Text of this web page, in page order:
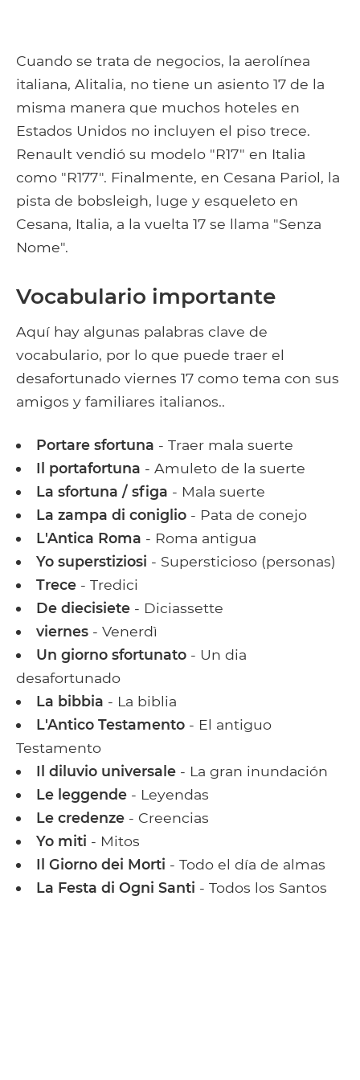
Cuando se trata de negocios, la aerolínea
italiana, Alitalia, no tiene un asiento 17 de la
misma manera que muchos hoteles en
Estados Unidos no incluyen el piso trece.
Renault vendió su modelo "R17" en Italia
como "R177". Finalmente, en Cesana Pariol, la
pista de bobsleigh, luge y esqueleto en
Cesana, Italia, a la vuelta 17 se llama "Senza
Nome".
Vocabulario importante
Aquí hay algunas palabras clave de
vocabulario, por lo que puede traer el
desafortunado viernes 17 como tema con sus
amigos y familiares italianos..
Portare sfortuna - Traer mala suerte
Il portafortuna - Amuleto de la suerte
La sfortuna / sfiga - Mala suerte
La zampa di coniglio- Pata de conejo
L'Antica Roma - Roma antigua
Yo superstiziosi - Supersticioso (personas)
Trece - Tredici
De diecisiete- Diciassette
viernes - Venerdì
Un giorno sfortunato- Un dia
desafortunado
La bibbia - La biblia
L'Antico Testamento - El antiguo
Testamento
Il diluvio universale - La gran inundación
Le leggende - Leyendas
Le credenze - Creencias
Yo miti - Mitos
Il Giorno dei Morti - Todo el día de almas
La Festa di Ogni Santi - Todos los Santos